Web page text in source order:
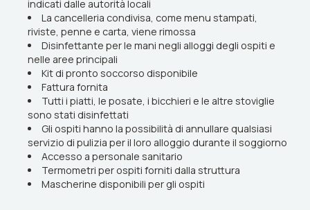
indicati dalle autorità locali
La cancelleria condivisa, come menu stampati,
riviste, penne e carta, viene rimossa
Disinfettante per le mani negli alloggi degli ospiti e
nelle aree principali
Kit di pronto soccorso disponibile
Fattura fornita
Tutti i piatti, le posate, i bicchieri e le altre stoviglie
sono stati disinfettati
Gli ospiti hanno la possibilità di annullare qualsiasi
servizio di pulizia per il loro alloggio durante il soggiorno
Accesso a personale sanitario
Termometri per ospiti forniti dalla struttura
Mascherine disponibili per gli ospiti